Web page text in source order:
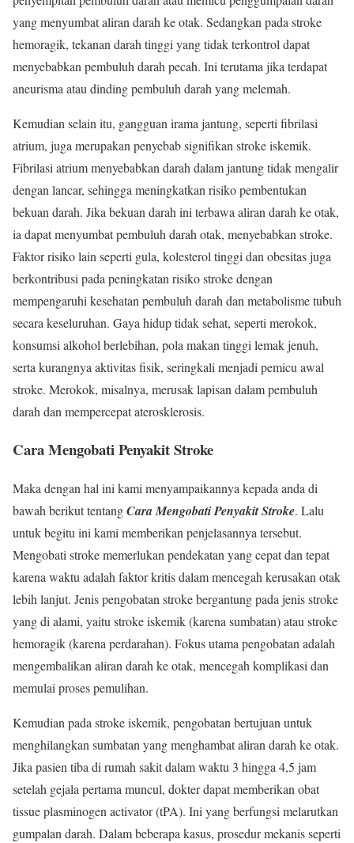
yang menyumbat aliran darah ke otak. Sedangkan pada stroke
hemoragik, tekanan darah tinggi yang tidak terkontrol dapat
menyebabkan pembuluh darah pecah. Ini terutama jika terdapat
aneurisma atau dinding pembuluh darah yang melemah.
Kemudian selain itu, gangguan irama jantung, seperti fibrilasi
atrium, juga merupakan penyebab signifikan stroke iskemik.
Fibrilasi atrium menyebabkan darah dalam jantung tidak mengalir
dengan lancar, sehingga meningkatkan risiko pembentukan
bekuan darah. Jika bekuan darah ini terbawa aliran darah ke otak,
ia dapat menyumbat pembuluh darah otak, menyebabkan stroke.
Faktor risiko lain seperti gula, kolesterol tinggi dan obesitas juga
berkontribusi pada peningkatan risiko stroke dengan
mempengaruhi kesehatan pembuluh darah dan metabolisme tubuh
secara keseluruhan. Gaya hidup tidak sehat, seperti merokok,
konsumsi alkohol berlebihan, pola makan tinggi lemak jenuh,
serta kurangnya aktivitas fisik, seringkali menjadi pemicu awal
stroke. Merokok, misalnya, merusak lapisan dalam pembuluh
darah dan mempercepat aterosklerosis.
Cara Mengobati Penyakit Stroke
Maka dengan hal ini kami menyampaikannya kepada anda di
bawah berikut tentangCara Mengobati Penyakit Stroke. Lalu
untuk begitu ini kami memberikan penjelasannya tersebut.
Mengobati stroke memerlukan pendekatan yang cepat dan tepat
karena waktu adalah faktor kritis dalam mencegah kerusakan otak
lebih lanjut. Jenis pengobatan stroke bergantung pada jenis stroke
yang di alami, yaitu stroke iskemik (karena sumbatan) atau stroke
hemoragik (karena perdarahan). Fokus utama pengobatan adalah
mengembalikan aliran darah ke otak, mencegah komplikasi dan
memulai proses pemulihan.
Kemudian pada stroke iskemik, pengobatan bertujuan untuk
menghilangkan sumbatan yang menghambat aliran darah ke otak.
Jika pasien tiba di rumah sakit dalam waktu 3 hingga 4,5 jam
setelah gejala pertama muncul, dokter dapat memberikan obat
tissue plasminogen activator (tPA). Ini yang berfungsi melarutkan
gumpalan darah. Dalam beberapa kasus, prosedur mekanis seperti